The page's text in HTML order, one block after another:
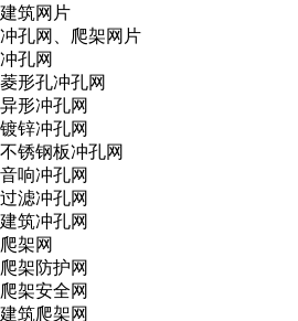
建筑网片
冲孔网、爬架网片
冲孔网
菱形孔冲孔网
异形冲孔网
镀锌冲孔网
不锈钢板冲孔网
音响冲孔网
过滤冲孔网
建筑冲孔网
爬架网
爬架防护网
爬架安全网
建筑爬架网